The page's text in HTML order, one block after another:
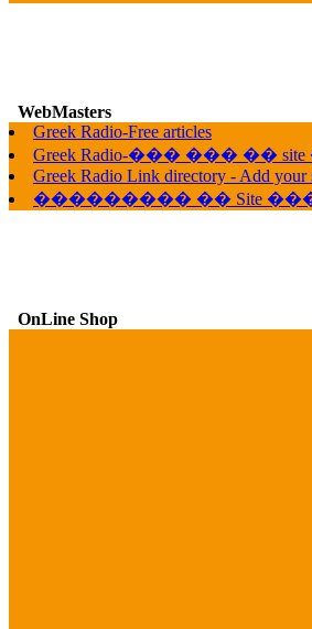
WebMasters
Greek Radio-Free articles
Greek Radio-��� ��� ��
Greek Radio Link directory - Add your
��������� �� Site
OnLine Shop